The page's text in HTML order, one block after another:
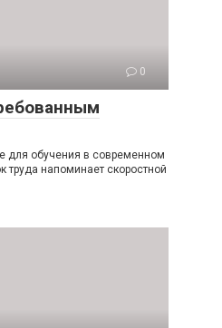
0
для обучения в современном
напоминает скоростной